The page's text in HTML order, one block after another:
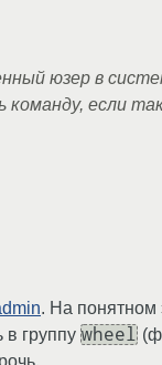
юзер в
если
. На понятном
в группу wheel